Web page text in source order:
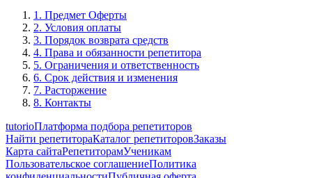
1. Предмет Оферты
2. Условия оплаты
3. Порядок возврата средств
4. Права и обязанности репетитора
5. Ограничения и ответственность
6. Срок действия и изменения
7. Расторжение
8. Контакты
tutorioПлатформа подбора репетиторов
Найти репетитораКаталог репетиторовЗаказы
Карта сайтаРепетиторамУченикам
Пользовательское соглашениеПолитика